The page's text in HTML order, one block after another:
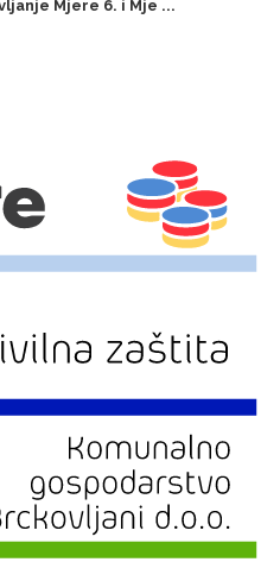
Mjere 6. i Mje ...